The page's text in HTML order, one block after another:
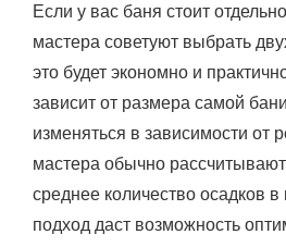
Если у вас баня стоит
мастера советуют выбрать
это будет экономно и
зависит от размера самой
изменяться в зависимости от
мастера обычно рассчитывают
среднее количество осадков в
подход даст возможность